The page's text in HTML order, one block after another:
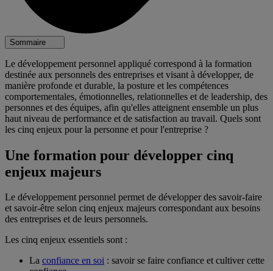
Sommaire
Le développement personnel appliqué correspond à la formation
destinée aux personnels des entreprises et visant à développer, de
manière profonde et durable, la posture et les compétences
comportementales, émotionnelles, relationnelles et de leadership, des
personnes et des équipes, afin qu'elles atteignent ensemble un plus
haut niveau de performance et de satisfaction au travail. Quels sont
les cinq enjeux pour la personne et pour l'entreprise ?
Une formation pour développer cinq
enjeux majeurs
Le développement personnel permet de développer des savoir-faire
et savoir-être selon cinq enjeux majeurs correspondant aux besoins
des entreprises et de leurs personnels.
Les cinq enjeux essentiels sont :
La confiance en soi : savoir se faire confiance et cultiver cette